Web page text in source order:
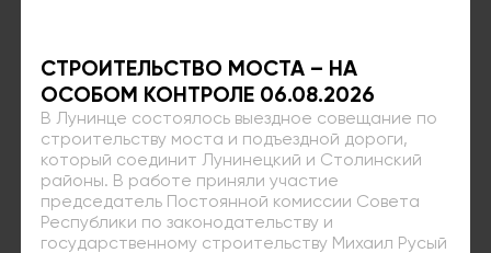
СТРОИТЕЛЬСТВО МОСТА – НА
ОСОБОМ КОНТРОЛЕ 06.08.2026
В Лунинце состоялось выездное совещание по
строительству моста и подъездной дороги,
который соединит Лунинецкий и Столинский
районы. В работе приняли участие
председатель Постоянной комиссии Совета
Республики по законодательству и
государственному строительству Михаил Русый